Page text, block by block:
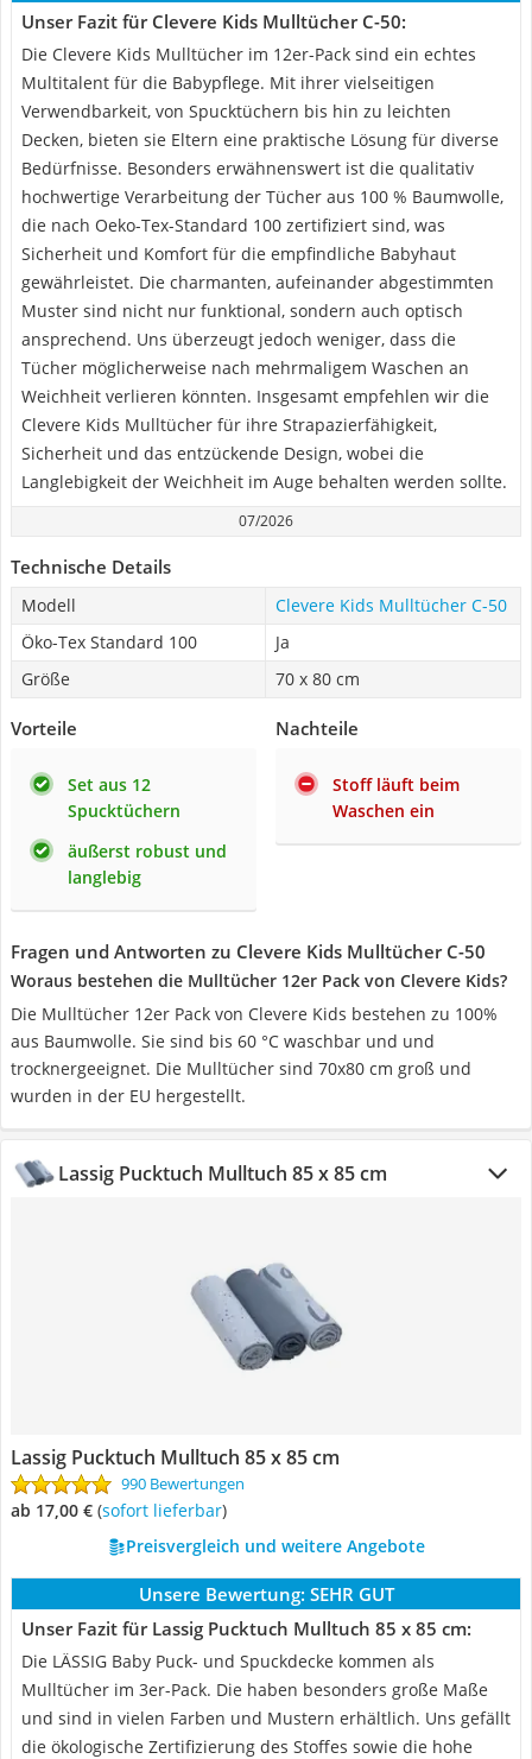
Unser Fazit für Clevere Kids Mulltücher C-50:
Die Clevere Kids Mulltücher im 12er-Pack sind ein echtes
Multitalent für die Babypflege. Mit ihrer vielseitigen
Verwendbarkeit, von Spucktüchern bis hin zu leichten
Decken, bieten sie Eltern eine praktische Lösung für diverse
Bedürfnisse. Besonders erwähnenswert ist die qualitativ
hochwertige Verarbeitung der Tücher aus 100 % Baumwolle,
die nach Oeko-Tex-Standard 100 zertifiziert sind, was
Sicherheit und Komfort für die empfindliche Babyhaut
gewährleistet. Die charmanten, aufeinander abgestimmten
Muster sind nicht nur funktional, sondern auch optisch
ansprechend. Uns überzeugt jedoch weniger, dass die
Tücher möglicherweise nach mehrmaligem Waschen an
Weichheit verlieren könnten. Insgesamt empfehlen wir die
Clevere Kids Mulltücher für ihre Strapazierfähigkeit,
Sicherheit und das entzückende Design, wobei die
Langlebigkeit der Weichheit im Auge behalten werden sollte.
07/2026
Technische Details
Modell
Clevere Kids Mulltücher C-50
Öko-Tex Standard 100
Ja
Größe
70 x 80 cm
Vorteile
Set aus 12
Spucktüchern
äußerst robust und
langlebig
Nachteile
Stoff läuft beim
Waschen ein
Fragen und Antworten zu Clevere Kids Mulltücher C-50
Woraus bestehen die Mulltücher 12er Pack von Clevere Kids?
Die Mulltücher 12er Pack von Clevere Kids bestehen zu 100%
aus Baumwolle. Sie sind bis 60 °C waschbar und und
trocknergeeignet. Die Mulltücher sind 70x80 cm groß und
wurden in der EU hergestellt.
Lassig Pucktuch Mulltuch 85 x 85 cm
Lassig Pucktuch Mulltuch 85 x 85 cm
990 Bewertungen
ab 17,00 € ( Sofort lieferbar)
Preisvergleich und weitere Angebote
Unsere Bewertung: SEHR GUT
Unser Fazit für Lassig Pucktuch Mulltuch 85 x 85 cm:
Die LÄSSIG Baby Puck- und Spuckdecke kommen als
Mulltücher im 3er-Pack. Die haben besonders große Maße
und sind in vielen Farben und Mustern erhältlich. Uns gefällt
die ökologische Zertifizierung des Stoffes sowie die hohe